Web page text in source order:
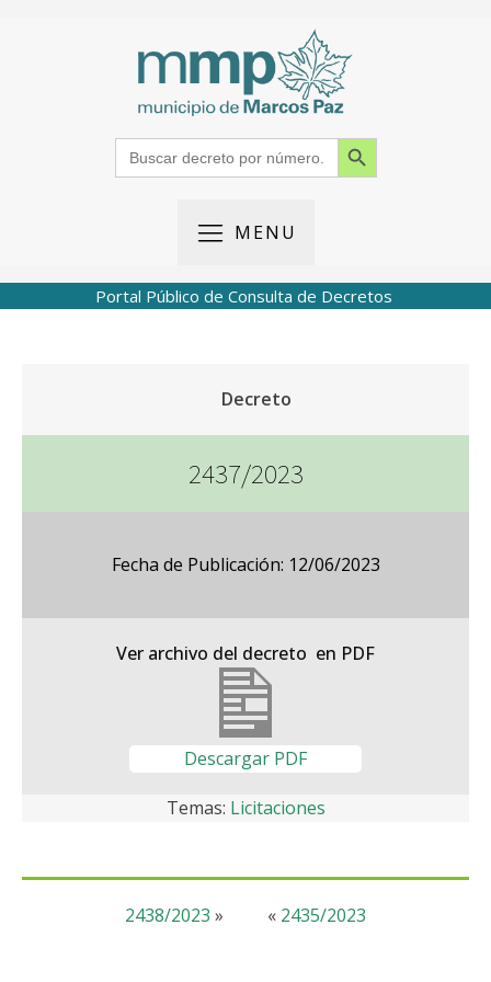
Search
for:
Search Button
MENU
Portal Público de Consulta de Decretos
Decreto
2437/2023
Fecha de Publicación: 12/06/2023
Ver archivo del decreto en PDF
Descargar PDF
Temas: Licitaciones
« 2435/2023
2438/2023 »